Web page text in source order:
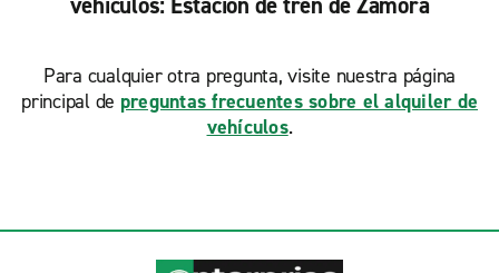
Para cualquier otra pregunta, visite nuestra página
principal de preguntas frecuentes sobre el alquiler de
vehículos.